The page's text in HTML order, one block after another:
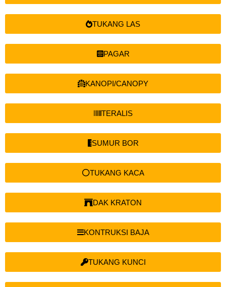
TUKANG LAS
PAGAR
KANOPI/CANOPY
TERALIS
SUMUR BOR
TUKANG KACA
DAK KRATON
KONTRUKSI BAJA
TUKANG KUNCI